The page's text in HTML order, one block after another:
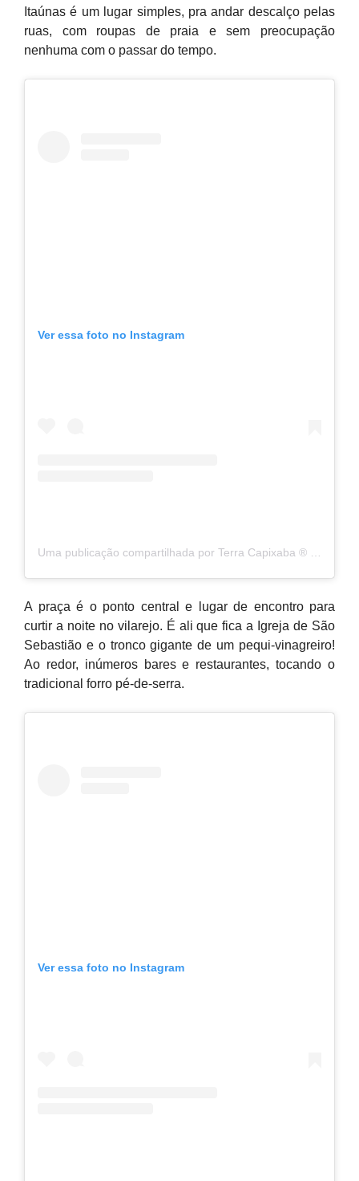
Itaúnas é um lugar simples, pra andar descalço pelas
ruas, com roupas de praia e sem preocupação
nenhuma com o passar do tempo.
Ver essa foto no Instagram
A praça é o ponto central e lugar de encontro para
curtir a noite no vilarejo. É ali que fica a Igreja de São
Sebastião e o tronco gigante de um pequi-vinagreiro!
Ao redor, inúmeros bares e restaurantes, tocando o
tradicional forro pé-de-serra.
Ver essa foto no Instagram